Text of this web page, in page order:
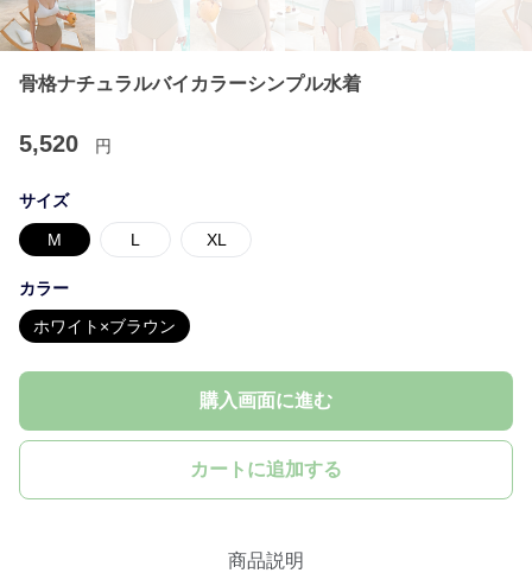
骨格ナチュラルバイカラーシンプル水着
5,520 円
サイズ
M L XL
カラー
ホワイト×ブラウン
購入画面に進む
カートに追加する
商品説明